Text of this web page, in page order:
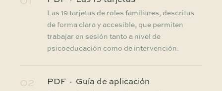
Las 19 tarjetas de roles familiares, descritas
de forma clara y accesible, que permiten
trabajar en sesión tanto a nivel de
psicoeducación como de intervención.
02 PDF · Guía de aplicación